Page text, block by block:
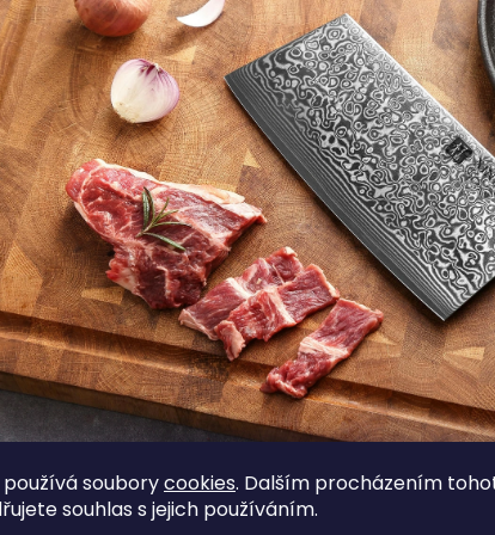
souborycookies. Dalším procházením
souhlas s jejich používáním.